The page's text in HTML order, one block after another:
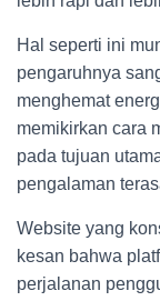
Hal seperti ini
pengaruhnya
menghemat
memikirkan cara
pada tujuan
pengalaman
Website yang
kesan bahwa
perjalanan